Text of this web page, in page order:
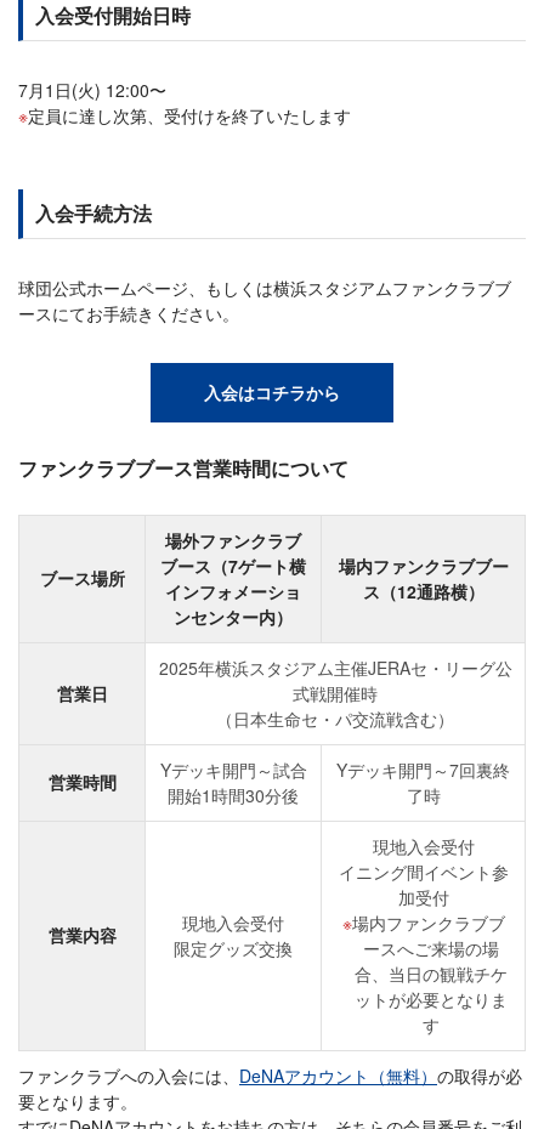
入会受付開始日時
7月1日(火) 12:00〜
定員に達し次第、受付けを終了いたします
入会手続方法
球団公式ホームページ、もしくは横浜スタジアムファンクラブブ
ースにてお手続きください。
入会はコチラから
ファンクラブブース営業時間について
ブース場所
場外ファンクラブ
ブース（7ゲート横
インフォメーショ
ンセンター内）
場内ファンクラブブー
ス（12通路横）
営業日
2025年横浜スタジアム主催JERAセ・リーグ公
式戦開催時
（日本生命セ・パ交流戦含む）
営業時間
Yデッキ開門～試合
開始1時間30分後
Yデッキ開門～7回裏終
了時
営業内容
現地入会受付
限定グッズ交換
現地入会受付
イニング間イベント参
加受付
場内ファンクラブブ
ースへご来場の場
合、当日の観戦チケ
ットが必要となりま
す
ファンクラブへの入会には、 DeNAアカウント（無料） の取得が必
要となります。